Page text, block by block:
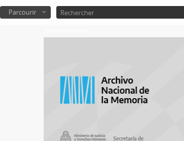
Parcourir